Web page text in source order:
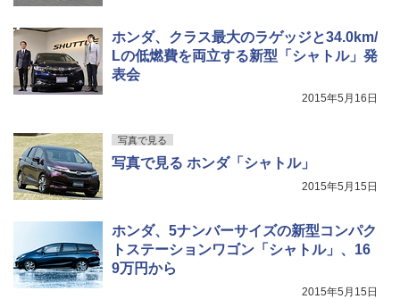
ホンダ、クラス最大のラゲッジと34.0km/
Lの低燃費を両立する新型「シャトル」発
表会
2015年5月16日
写真で見る
写真で見る ホンダ「シャトル」
2015年5月15日
ホンダ、5ナンバーサイズの新型コンパク
トステーションワゴン「シャトル」、16
9万円から
2015年5月15日